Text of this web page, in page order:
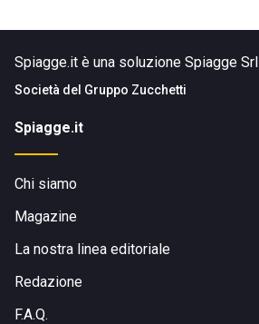
Spiagge.it è una soluzione Spiagge Srl
Società del Gruppo Zucchetti
Spiagge.it
Chi siamo
Magazine
La nostra linea editoriale
Redazione
F.A.Q.